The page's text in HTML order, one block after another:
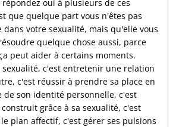
répondez oui à plusieurs de ces
que quelque part vous n'êtes pas
votre sexualité, mais qu'elle vous
quelque chose aussi, parce
peut aider à certains moments.
sexualité, c'est entretenir une relation
c'est réussir à prendre sa place en
de son identité personnelle, c'est
grâce à sa sexualité, c'est
plan affectif, c'est gérer ses pulsions